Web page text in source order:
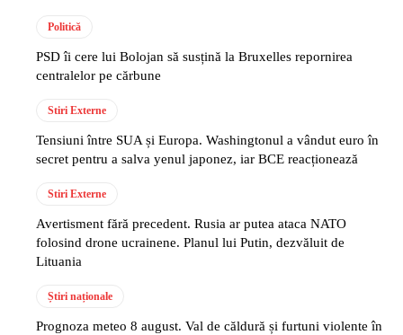
Politică
PSD îi cere lui Bolojan să susțină la Bruxelles repornirea
centralelor pe cărbune
Stiri Externe
Tensiuni între SUA și Europa. Washingtonul a vândut euro în
secret pentru a salva yenul japonez, iar BCE reacționează
Stiri Externe
Avertisment fără precedent. Rusia ar putea ataca NATO
folosind drone ucrainene. Planul lui Putin, dezvăluit de
Lituania
Știri naționale
Prognoza meteo 8 august. Val de căldură și furtuni violente în